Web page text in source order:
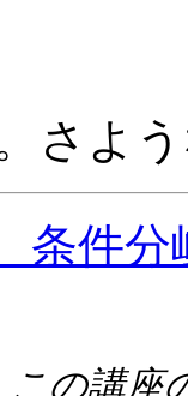
さよ
条件分
この講座